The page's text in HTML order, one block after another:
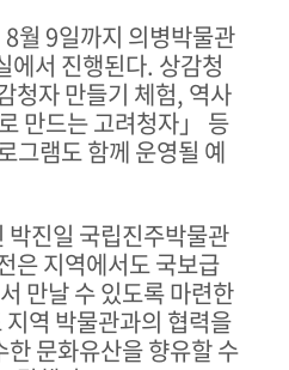
8월 9일까지 의병박물관
에서 진행된다. 상감청
청자 만들기 체험, 역사
만드는 고려청자」 등
그램도 함께 운영될 예
박진일 국립진주박물관
은 지역에서도 국보급
만날 수 있도록 마련한
지역 박물관과의 협력을
문화유산을 향유할 수